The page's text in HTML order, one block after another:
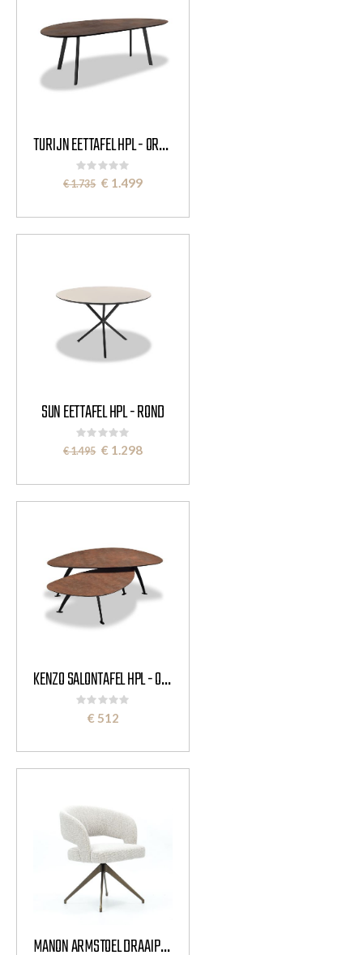
TURIJN EETTAFEL HPL - ORGANISCH BLAD
Rating:
0%
€ 1.735 Special
Price
€ 1.499
SUN EETTAFEL HPL - ROND
Rating:
0%
€ 1.495 Special
Price
€ 1.298
KENZO SALONTAFEL HPL - ORGANISCH
Rating:
€ 512
MANON ARMSTOEL DRAAIPOOT